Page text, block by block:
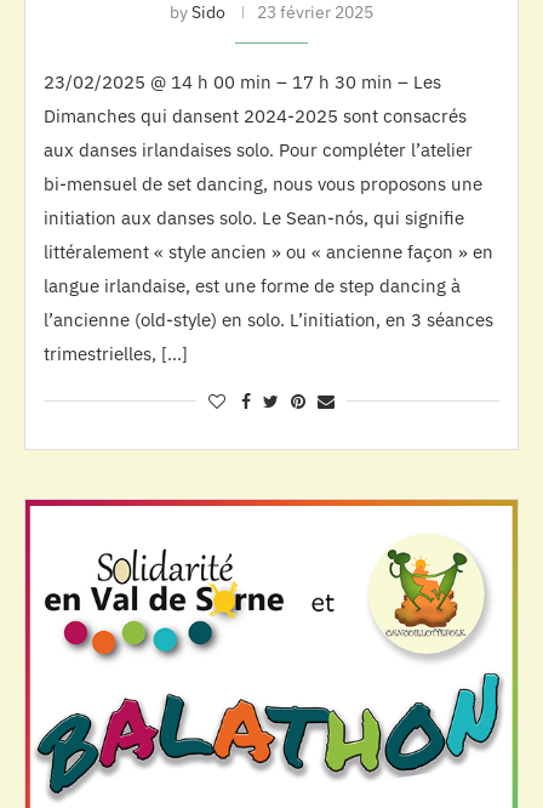
bySido 23 février 2025
23/02/2025 @ 14 h 00 min – 17 h 30 min – Les
Dimanches qui dansent 2024-2025 sont consacrés
aux danses irlandaises solo. Pour compléter l’atelier
bi-mensuel de set dancing, nous vous proposons une
initiation aux danses solo. Le Sean-nós, qui signifie
littéralement « style ancien » ou « ancienne façon » en
langue irlandaise, est une forme de step dancing à
l’ancienne (old-style) en solo. L’initiation, en 3 séances
trimestrielles, […]